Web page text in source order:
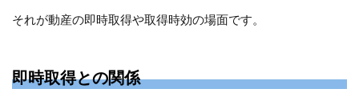
それが動産の即時取得や取得時効の場面です。
即時取得との関係